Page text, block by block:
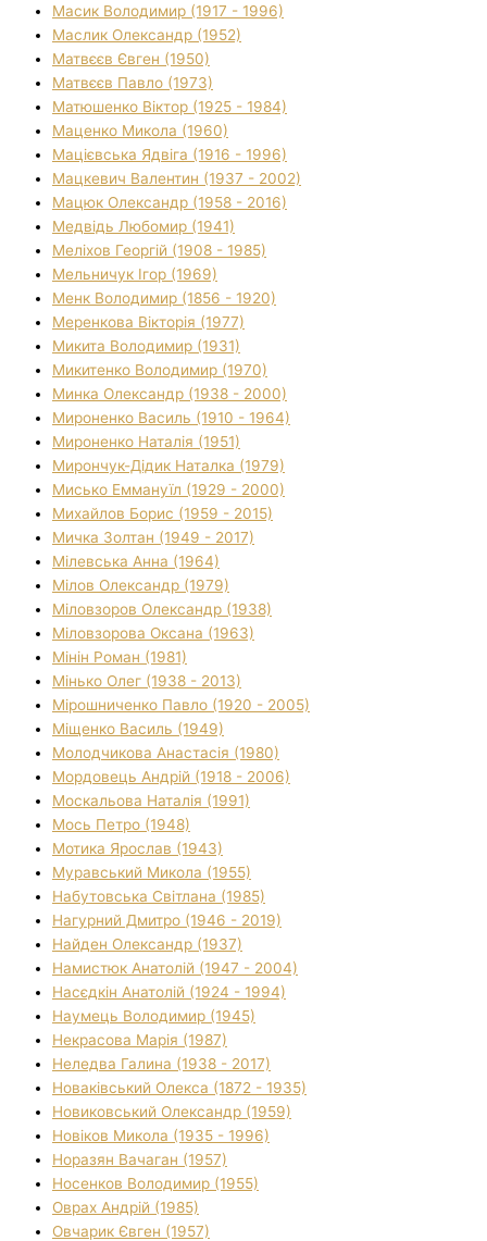
Масик Володимир (1917 - 1996)
Маслик Олександр (1952)
Матвєєв Євген (1950)
Матвєєв Павло (1973)
Матюшенко Віктор (1925 - 1984)
Маценко Микола (1960)
Мацієвська Ядвіга (1916 - 1996)
Мацкевич Валентин (1937 - 2002)
Мацюк Олександр (1958 - 2016)
Медвідь Любомир (1941)
Меліхов Георгій (1908 - 1985)
Мельничук Ігор (1969)
Менк Володимир (1856 - 1920)
Меренкова Вікторія (1977)
Микита Володимир (1931)
Микитенко Володимир (1970)
Минка Олександр (1938 - 2000)
Мироненко Василь (1910 - 1964)
Мироненко Наталія (1951)
Мирончук-Дідик Наталка (1979)
Мисько Еммануїл (1929 - 2000)
Михайлов Борис (1959 - 2015)
Мичка Золтан (1949 - 2017)
Мілевська Анна (1964)
Мілов Олександр (1979)
Міловзоров Олександр (1938)
Міловзорова Оксана (1963)
Мінін Роман (1981)
Мінько Олег (1938 - 2013)
Мірошниченко Павло (1920 - 2005)
Міщенко Василь (1949)
Молодчикова Анастасія (1980)
Мордовець Андрій (1918 - 2006)
Москальова Наталія (1991)
Мось Петро (1948)
Мотика Ярослав (1943)
Муравський Микола (1955)
Набутовська Світлана (1985)
Нагурний Дмитро (1946 - 2019)
Найден Олександр (1937)
Намистюк Анатолій (1947 - 2004)
Насєдкін Анатолій (1924 - 1994)
Наумець Володимир (1945)
Некрасова Марія (1987)
Неледва Галина (1938 - 2017)
Новаківський Олекса (1872 - 1935)
Новиковський Олександр (1959)
Новіков Микола (1935 - 1996)
Норазян Вачаган (1957)
Носенков Володимир (1955)
Оврах Андрій (1985)
Овчарик Євген (1957)